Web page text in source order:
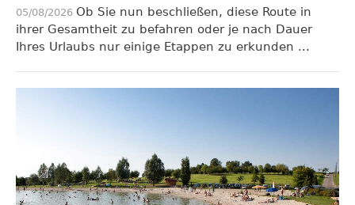
05/08/2026 Ob Sie nun beschließen, diese Route in
ihrer Gesamtheit zu befahren oder je nach Dauer
Ihres Urlaubs nur einige Etappen zu erkunden ...